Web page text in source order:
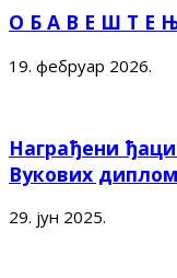
О Б А В Е Ш Т Е
19. фебруар 2026.
Награђени
Вукових
29. јун 2025.